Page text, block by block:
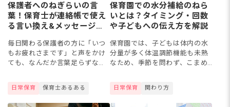
保護者へのねぎらいの言
葉！保育士が連絡帳で使え
る言い換え&メッセージ例
毎日関わる保護者の方に「いつ
もお疲れさまです」と声をかけ
ても、なんだか言葉足らずな気
頑張りを認め、信頼関係を深め
るねぎらいの言葉には、ちょっ
日常保育 保育士あるある
保育園での水分補給のねら
いとは？タイミング・回数
や子どもへの伝え方を解説
保育園では、子どもは体内の水
分量が多く体温調節機能も未熟
なため、季節を問わず、こまめ
るねらいや子どもへわかりやす
く伝える方法、活動別のおすす
日常保育 関わり方